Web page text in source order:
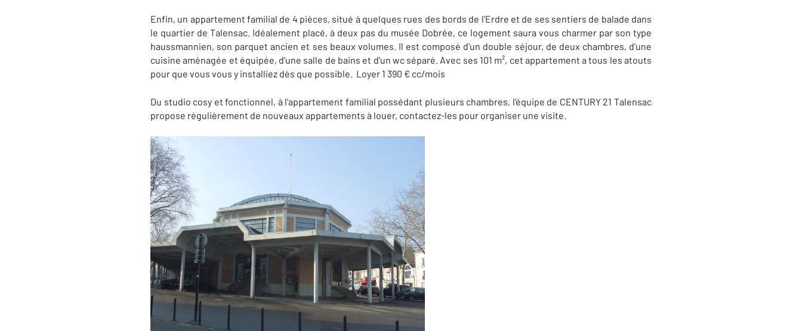
Enfin, un appartement familial de 4 pièces, situé à quelques rues des bords de l'Erdre et de ses sentiers de balade dans
le quartier de Talensac. Idéalement placé, à deux pas du musée Dobrée, ce logement saura vous charmer par son type
haussmannien, son parquet ancien et ses beaux volumes. Il est composé d'un double séjour, de deux chambres, d'une
cuisine aménagée et équipée, d'une salle de bains et d'un wc séparé. Avec ses 101 m², cet appartement a tous les atouts
pour que vous vous y installiez dès que possible. Loyer 1 390 € cc/mois
Du studio cosy et fonctionnel, à l'appartement familial possédant plusieurs chambres, l'équipe de CENTURY 21 Talensac
propose régulièrement de nouveaux appartements à louer, contactez-les pour organiser une visite.